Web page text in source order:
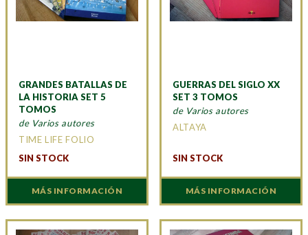
GRANDES BATALLAS DE
LA HISTORIA SET 5
TOMOS
de Varios autores
TIME LIFE FOLIO
SIN STOCK
MÁS INFORMACIÓN
GUERRAS DEL SIGLO XX
SET 3 TOMOS
de Varios autores
ALTAYA
SIN STOCK
MÁS INFORMACIÓN